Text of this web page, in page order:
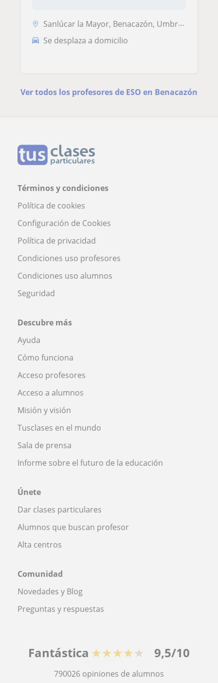
Sanlúcar la Mayor, Benacazón, Umbrete
Se desplaza a domicilio
Ver todos los profesores de ESO en Benacazón
Términos y condiciones
Política de cookies
Configuración de Cookies
Política de privacidad
Condiciones uso profesores
Condiciones uso alumnos
Seguridad
Descubre más
Ayuda
Cómo funciona
Acceso profesores
Acceso a alumnos
Misión y visión
Tusclases en el mundo
Sala de prensa
Informe sobre el futuro de la educación
Únete
Dar clases particulares
Alumnos que buscan profesor
Alta centros
Comunidad
Novedades y Blog
Preguntas y respuestas
Fantástica ★★★★★ 9,5/10
790026 opiniones de alumnos